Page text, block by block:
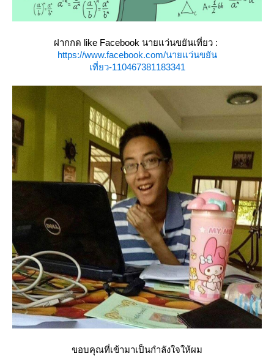
ฝากกด like Facebook นายแว่นขยันเที่ยว :
https://www.facebook.com/นายแว่นขยัน
เที่ยว-110467381183341
ขอบคุณที่เข้ามาเป็นกำลังใจให้ผม